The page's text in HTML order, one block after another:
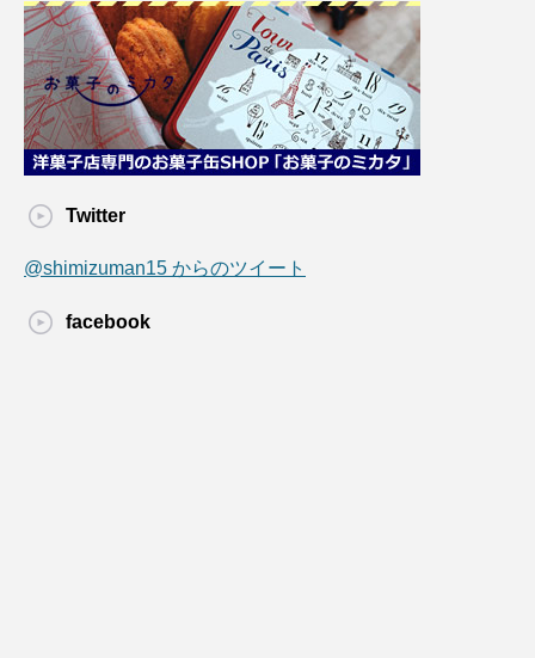
Twitter
@shimizuman15 からのツイート
facebook